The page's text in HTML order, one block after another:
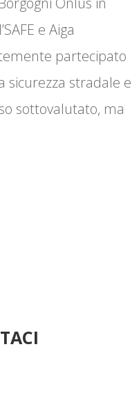
e Aiga
partecipato
sicurezza stradale e
sottovalutato, ma